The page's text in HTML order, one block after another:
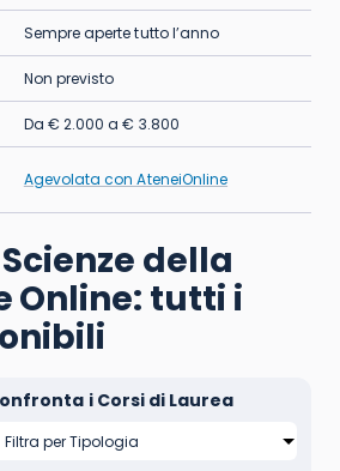
Sempre aperte tutto l’anno
Non previsto
Da € 2.000 a € 3.800
Agevolata con AteneiOnline
della
Online: tutti i
i Corsi di Laurea